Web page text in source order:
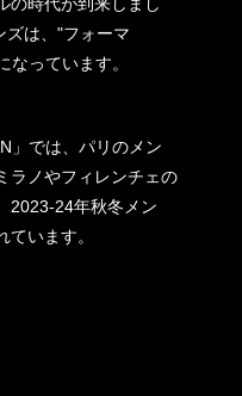
ズは、"フォーマ
なっています。
」では、パリのメン
ラノやフィレンチェの
2023-24年秋冬メン
います。